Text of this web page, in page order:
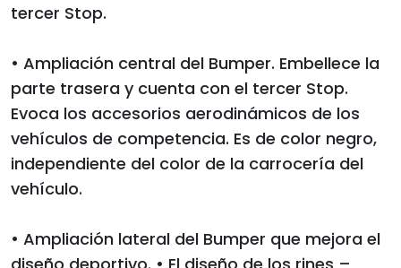
tercer Stop.
• Ampliación central del Bumper. Embellece la
parte trasera y cuenta con el tercer Stop.
Evoca los accesorios aerodinámicos de los
vehículos de competencia. Es de color negro,
independiente del color de la carrocería del
vehículo.
• Ampliación lateral del Bumper que mejora el